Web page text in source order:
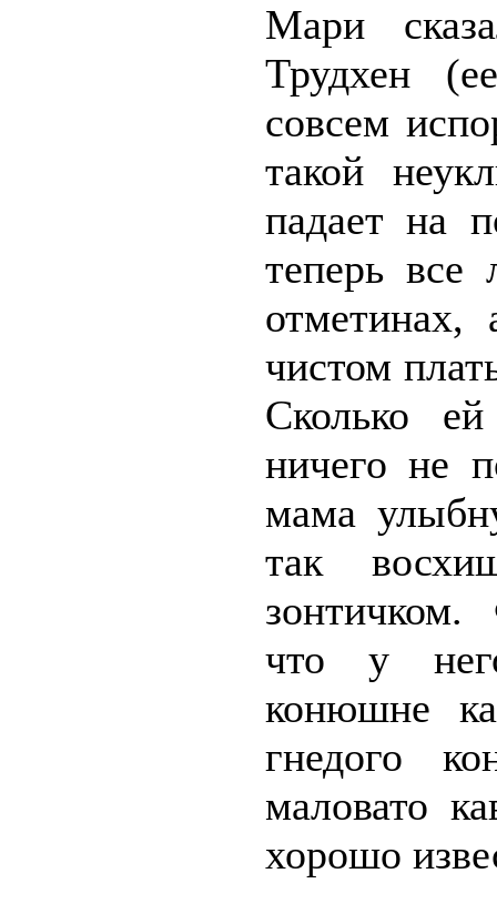
Мари
Трудхен
совсем
такой
падает на
теперь все
чистом
Сколько
ничего не
мама
так
что у
конюшне
гнедого
маловато
хорошо